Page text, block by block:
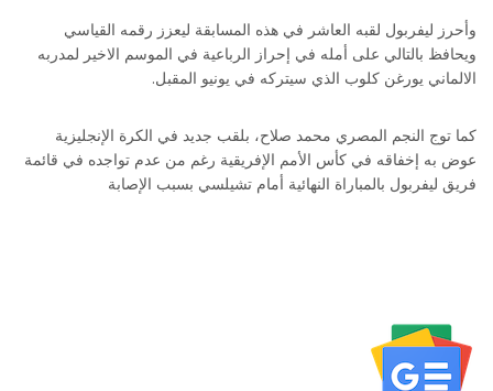
وأحرز ليفربول لقبه العاشر في هذه المسابقة ليعزز رقمه القياسي
ويحافظ بالتالي على أمله في إحراز الرباعية في الموسم الاخير لمدربه
الالماني يورغن كلوب الذي سيتركه في يونيو المقبل.
كما توج النجم المصري محمد صلاح، بلقب جديد في الكرة الإنجليزية
عوض به إخفاقه في كأس الأمم الإفريقية رغم من عدم تواجده في قائمة
فريق ليفربول بالمباراة النهائية أمام تشيلسي بسبب الإصابة